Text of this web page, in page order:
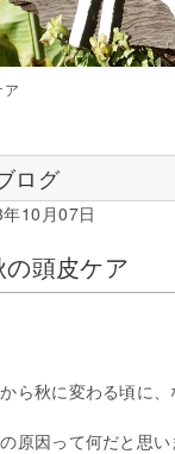
ログ
10月07日
の頭皮ケア
ら秋に変わる頃に
原因って何だと思い